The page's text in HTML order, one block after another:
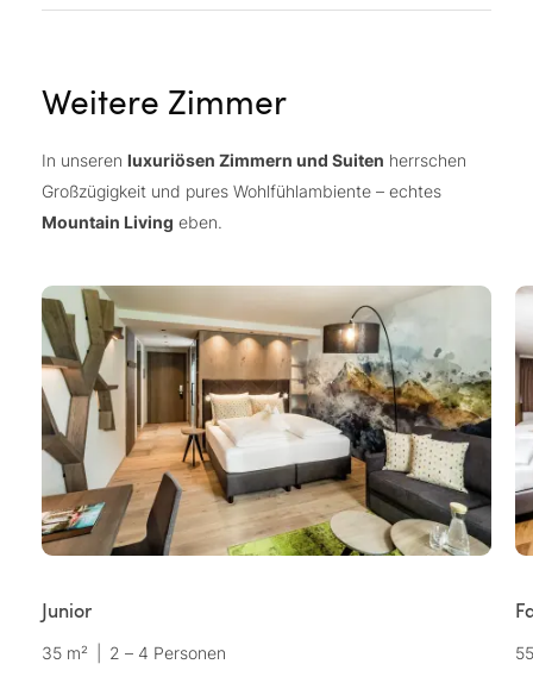
Weitere Zimmer
In unseren luxuriösen Zimmern und Suiten herrschen
Großzügigkeit und pures Wohlfühlambiente – echtes
Mountain Living eben.
Junior
35 m² 2 – 4 Personen